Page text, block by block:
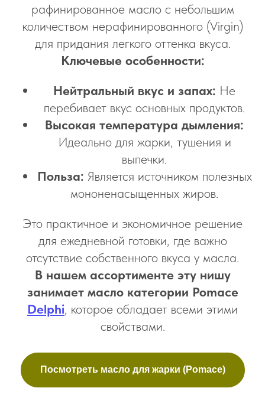
рафинированное масло с небольшим
количеством нерафинированного (Virgin)
для придания легкого оттенка вкуса.
Ключевые особенности:
Нейтральный вкус и запах: Не
перебивает вкус основных продуктов.
Высокая температура дымления:
Идеально для жарки, тушения и
выпечки.
Польза: Является источником полезных
мононенасыщенных жиров.
Это практичное и экономичное решение
для ежедневной готовки, где важно
отсутствие собственного вкуса у масла.
В нашем ассортименте эту нишу
занимает масло категории Pomace
Delphi, которое обладает всеми этими
свойствами.
Посмотреть масло для жарки (Pomace)